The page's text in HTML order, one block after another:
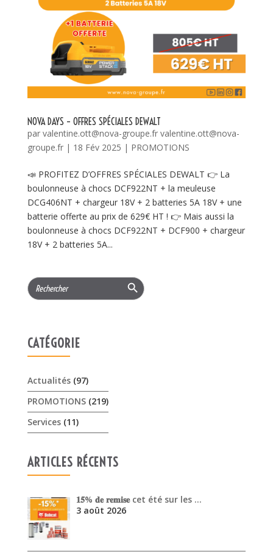
NOVA DAYS – OFFRES SPÉCIALES DEWALT
par valentine.ott@nova-groupe.fr valentine.ott@nova-
groupe.fr| 18 Fév 2025 | PROMOTIONS
📣 PROFITEZ D’OFFRES SPÉCIALES DEWALT 👉 La
boulonneuse à chocs DCF922NT + la meuleuse
DCG406NT + chargeur 18V + 2 batteries 5A 18V + une
batterie offerte au prix de 629€ HT ! 👉 Mais aussi la
boulonneuse à chocs DCF922NT + DCF900 + chargeur
18V + 2 batteries 5A...
Search
for:
Search Button
CATÉGORIE
Actualités(97)
PROMOTIONS(219)
Services(11)
ARTICLES RÉCENTS
𝟏𝟓% 𝐝𝐞 𝐫𝐞𝐦𝐢𝐬𝐞 cet été sur les …
3 août 2026